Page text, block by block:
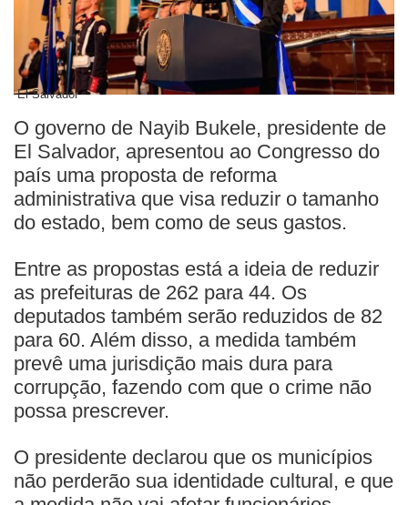
El Salvador
O governo de Nayib Bukele, presidente de
El Salvador, apresentou ao Congresso do
país uma proposta de reforma
administrativa que visa reduzir o tamanho
do estado, bem como de seus gastos.
Entre as propostas está a ideia de reduzir
as prefeituras de 262 para 44. Os
deputados também serão reduzidos de 82
para 60. Além disso, a medida também
prevê uma jurisdição mais dura para
corrupção, fazendo com que o crime não
possa prescrever.
O presidente declarou que os municípios
não perderão sua identidade cultural, e que